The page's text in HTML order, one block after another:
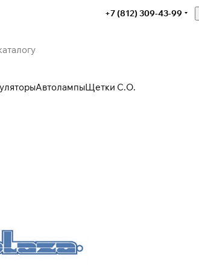
+7 (812) 309-43-99
АвтолампыЩетки С.О.